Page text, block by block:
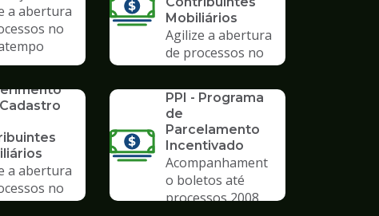
a abertura
no
Mobiliários
Agilize a abertura
de processos no
Poupatempo
a abertura
no
PPI - Programa
de
Parcelamento
Incentivado
Acompanhament
o boletos até
processos 2008